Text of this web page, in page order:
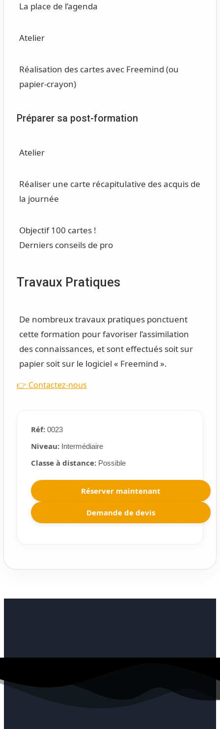
La place de l’agenda
Atelier
Réalisation des cartes avec Freemind (ou
papier-crayon)
Préparer sa post-formation
Atelier
Réaliser une carte récapitulative des acquis de
la journée
Objectif 100 cartes !
Derniers conseils de pro
Travaux Pratiques
De nombreux travaux pratiques ponctuent
cette formation pour favoriser l’assimilation
des connaissances, et sont effectués soit sur
papier soit sur le logiciel « Freemind ».
👉 Contactez-nous
Réf:0023
Niveau:Intermédiaire
Classe à distance:Possible
Réserver maintenant
Demande de devis